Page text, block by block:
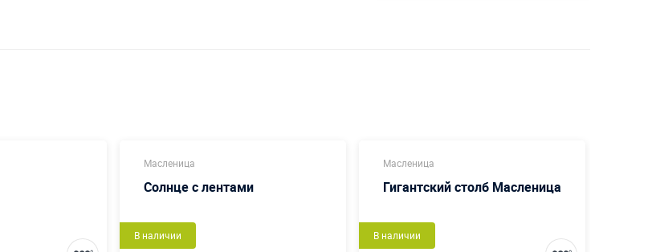
Масленица
Солнце с лентами
В наличии
Масленица
Гигантский столб Масленица
В наличии